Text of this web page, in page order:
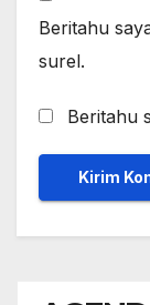
Beritahu
surel.
Beritahu